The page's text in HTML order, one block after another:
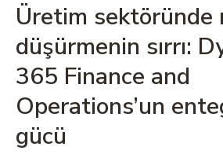
Üretim
düşürmenin sırrı:
365 Finance and
Operations’un
gücü